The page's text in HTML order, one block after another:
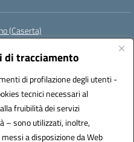
di tracciamento
di profilazione degli utenti -
tecnici necessari al
fruibilità dei servizi
– sono utilizzati, inoltre,
a disposizione da Web
(Caserta)
(IPA): istsc_ceis014005